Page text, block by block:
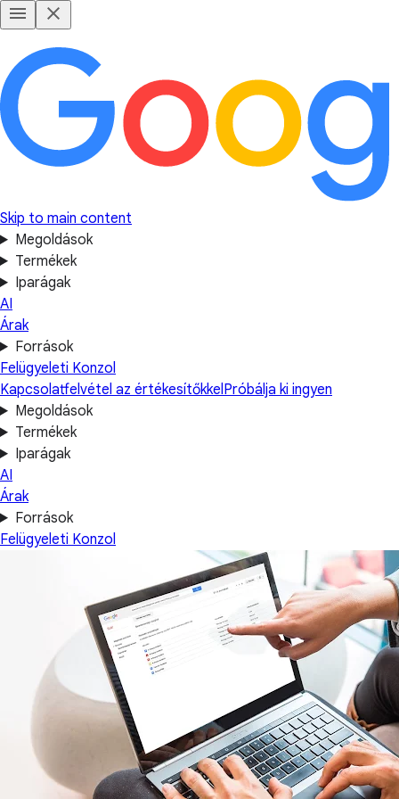
Skip to main content
Megoldások
Termékek
Iparágak
AI
Árak
Források
Felügyeleti Konzol
Kapcsolatfelvétel az értékesítőkkelPróbálja ki ingyen
Megoldások
Termékek
Iparágak
AI
Árak
Források
Felügyeleti Konzol